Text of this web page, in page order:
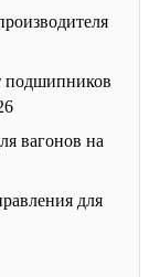
подшипников
вагонов на
для